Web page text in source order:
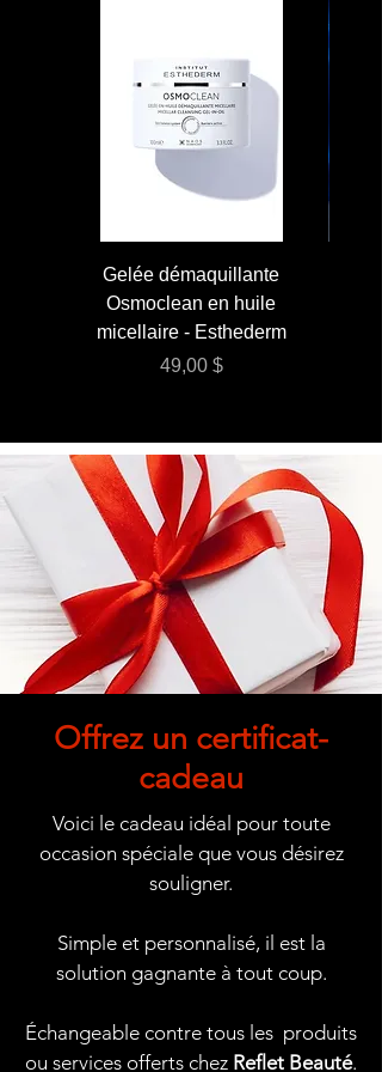
LINALOOL, ALPHA-ISOMETHYL IONONE
Gelée démaquillante
Osmoclean en huile
micellaire - Esthederm
Prix
49,00 $
Offrez un certificat-
cadeau
Voici le cadeau idéal pour toute
occasion spéciale que vous désirez
souligner.
Simple et personnalisé, il est la
solution gagnante à tout coup.
Échangeable contre tous les produits
ou services offerts chez Reflet Beauté.